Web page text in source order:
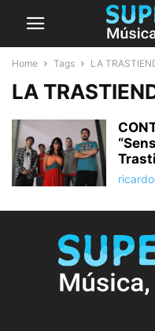
Home Tags LA
LA